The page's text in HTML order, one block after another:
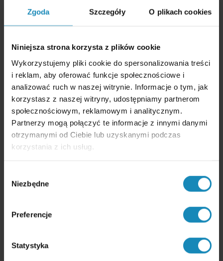
Zgoda Szczegóły O plikach cookies
Niniejsza strona korzysta z plików cookie
Wykorzystujemy pliki cookie do spersonalizowania treści
i reklam, aby oferować funkcje społecznościowe i
analizować ruch w naszej witrynie. Informacje o tym, jak
korzystasz z naszej witryny, udostępniamy partnerom
społecznościowym, reklamowym i analitycznym.
Partnerzy mogą połączyć te informacje z innymi danymi
otrzymanymi od Ciebie lub uzyskanymi podczas
korzystania z ich usług.
zgody
Niezbędne
Preferencje
Statystyka
Dotyczy m.in. praw do oprogramowania komputerowego lub kodu
źródłowego.
warunki jednocześnie:
Wytworzone, rozwinięte lub ulepszone
przez podatnika
w ramach prowadzonej działalności badawczo-rozwojowej.
Podlega ochronie prawnej na podstawie przepisów
odrębnych ustaw lub ratyfikowanych umów
międzynarodowych (których stroną jest RP lub UE).
Należy do zamkniętego katalogupraw własności
intelektualnej, w tym:
patent,
Podatnicy PIT (jednoosobowa działalność gospodarcza)
oraz podatnicy CIT.
i sprzedający je wraz z prawami autorskimi innym podmiotom
(software house, klient końcowy).
– jeśli przeszedłeś na ryczałt,